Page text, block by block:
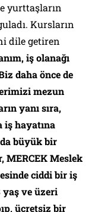
yurttaşların
Kursların
dile getiren
iş olanağı
daha önce de
mezun
yanı sıra,
iş hayatına
büyük bir
MERCEK Meslek
ciddi bir iş
yaş ve üzeri
ücretsiz bir